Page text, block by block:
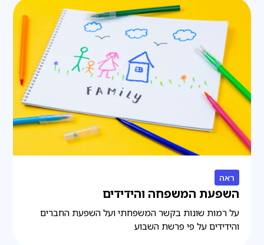
ראה
השפעת המשפחה והידידים
על רמות שונות בקשר המשפחתי ועל השפעת החברים
והידידים על פי פרשת השבוע